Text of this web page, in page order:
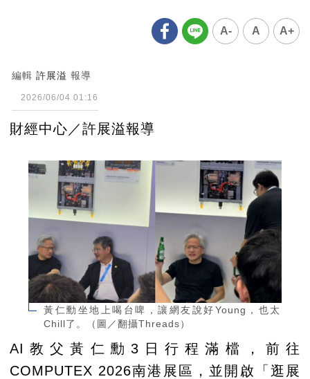
A- A A+
編輯 許展溢 報導
2026/06/04 01:16
財經中心／許展溢報導
黃仁勳坐地上喝台啤，讓網友說好Young，也太
Chill了。（圖／翻攝Threads）
AI教父黃仁勳3日行程滿檔，前往
COMPUTEX 2026南港展區，並開啟「逛展